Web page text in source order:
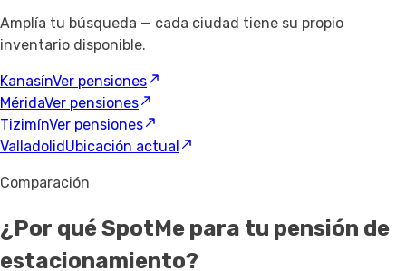
Amplía tu búsqueda — cada ciudad tiene su propio
inventario disponible.
KanasínVer pensiones
MéridaVer pensiones
TizimínVer pensiones
ValladolidUbicación actual
Comparación
¿Por qué SpotMe para tu pensión de
estacionamiento?